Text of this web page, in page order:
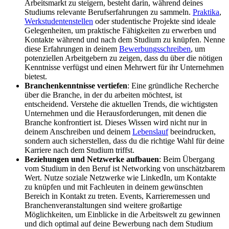
Arbeitsmarkt zu steigern, besteht darin, während deines
Studiums relevante Berufserfahrungen zu sammeln. Praktika,
Werkstudentenstellen oder studentische Projekte sind ideale
Gelegenheiten, um praktische Fähigkeiten zu erwerben und
Kontakte während und nach dem Studium zu knüpfen. Nenne
diese Erfahrungen in deinem Bewerbungsschreiben, um
potenziellen Arbeitgebern zu zeigen, dass du über die nötigen
Kenntnisse verfügst und einen Mehrwert für ihr Unternehmen
bietest.
Branchenkenntnisse vertiefen: Eine gründliche Recherche
über die Branche, in der du arbeiten möchtest, ist
entscheidend. Verstehe die aktuellen Trends, die wichtigsten
Unternehmen und die Herausforderungen, mit denen die
Branche konfrontiert ist. Dieses Wissen wird nicht nur in
deinem Anschreiben und deinem Lebenslaufbeeindrucken,
sondern auch sicherstellen, dass du die richtige Wahl für deine
Karriere nach dem Studium triffst.
Beziehungen und Netzwerke aufbauen: Beim Übergang
vom Studium in den Beruf ist Networking von unschätzbarem
Wert. Nutze soziale Netzwerke wie LinkedIn, um Kontakte
zu knüpfen und mit Fachleuten in deinem gewünschten
Bereich in Kontakt zu treten. Events, Karrieremessen und
Branchenveranstaltungen sind weitere großartige
Möglichkeiten, um Einblicke in die Arbeitswelt zu gewinnen
und dich optimal auf deine Bewerbung nach dem Studium